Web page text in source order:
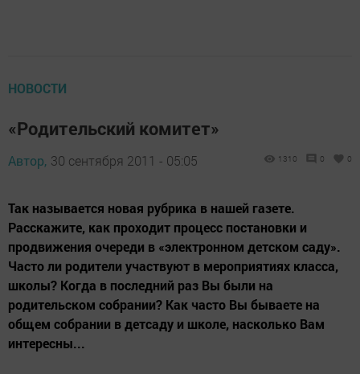
НОВОСТИ
«Родительский комитет»
Автор, 30 сентября 2011 - 05:05 1310 0 0
Так называется новая рубрика в нашей газете.
Расскажите, как проходит процесс постановки и
продвижения очереди в «электронном детском саду».
Часто ли родители участвуют в мероприятиях класса,
школы? Когда в последний раз Вы были на
родительском собрании? Как часто Вы бываете на
общем собрании в детсаду и школе, насколько Вам
интересны...